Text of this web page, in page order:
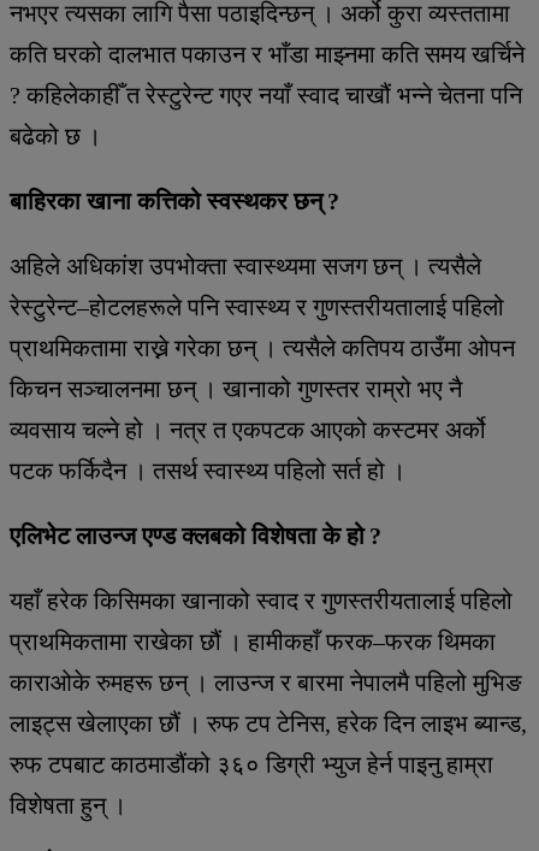
नभएर त्यसका लागि पैसा पठाइदिन्छन् । अर्को कुरा व्यस्ततामा
कति घरको दालभात पकाउन र भाँडा माझ्नमा कति समय खर्चिने
? कहिलेकाहीँ त रेस्टुरेन्ट गएर नयाँ स्वाद चाखौं भन्ने चेतना पनि
बढेको छ ।
बाहिरका खाना कत्तिको स्वस्थकर छन् ?
अहिले अधिकांश उपभोक्ता स्वास्थ्यमा सजग छन् । त्यसैले
रेस्टुरेन्ट–होटलहरूले पनि स्वास्थ्य र गुणस्तरीयतालाई पहिलो
प्राथमिकतामा राख्ने गरेका छन् । त्यसैले कतिपय ठाउँमा ओपन
किचन सञ्चालनमा छन् । खानाको गुणस्तर राम्रो भए नै
व्यवसाय चल्ने हो । नत्र त एकपटक आएको कस्टमर अर्को
पटक फर्किदैन । तसर्थ स्वास्थ्य पहिलो सर्त हो ।
एलिभेट लाउन्ज एण्ड क्लबको विशेषता के हो ?
यहाँ हरेक किसिमका खानाको स्वाद र गुणस्तरीयतालाई पहिलो
प्राथमिकतामा राखेका छौं । हामीकहाँ फरक–फरक थिमका
काराओके रुमहरू छन् । लाउन्ज र बारमा नेपालमै पहिलो मुभिङ
लाइट्स खेलाएका छौं । रुफ टप टेनिस, हरेक दिन लाइभ ब्यान्ड,
रुफ टपबाट काठमाडौंको ३६० डिग्री भ्युज हेर्न पाइनु हाम्रा
विशेषता हुन् ।